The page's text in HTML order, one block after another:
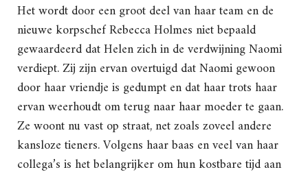
Het wordt door een groot deel van haar team en de
nieuwe korpschef Rebecca Holmes niet bepaald
gewaardeerd dat Helen zich in de verdwijning Naomi
verdiept. Zij zijn ervan overtuigd dat Naomi gewoon
door haar vriendje is gedumpt en dat haar trots haar
ervan weerhoudt om terug naar haar moeder te gaan.
Ze woont nu vast op straat, net zoals zoveel andere
kansloze tieners. Volgens haar baas en veel van haar
collega’s is het belangrijker om hun kostbare tijd aan